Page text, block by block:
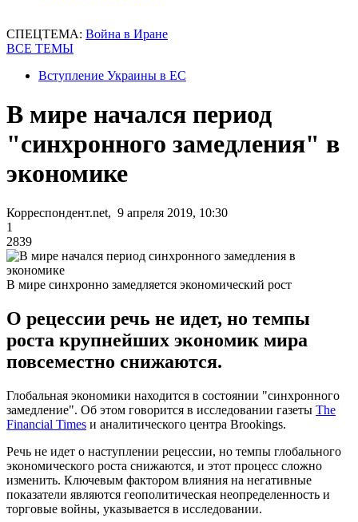
СПЕЦТЕМА: Война в Иране
ВСЕ ТЕМЫ
Вступление Украины в ЕС
В мире начался период
"синхронного замедления" в
экономике
Корреспондент.net, 9 апреля 2019, 10:30
1
2839
В мире синхронно замедляется экономический рост
О рецессии речь не идет, но темпы
роста крупнейших экономик мира
повсеместно снижаются.
Глобальная экономики находится в состоянии "синхронного
замедление". Об этом говорится в исследовании газеты The
Financial Times и аналитического центра Brookings.
Речь не идет о наступлении рецессии, но темпы глобального
экономического роста снижаются, и этот процесс сложно
изменить. Ключевым фактором влияния на негативные
показатели являются геополитическая неопределенность и
торговые войны, указывается в исследовании.